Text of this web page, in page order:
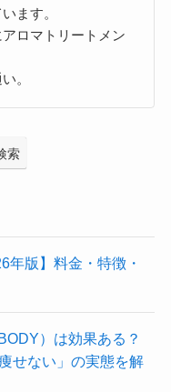
ます。
ロマトリートメン
。
索
年版】料金・特徴・
）は効果ある？
せない」の実態を解